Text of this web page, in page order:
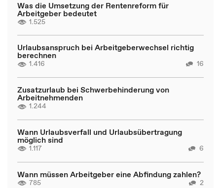
Was die Umsetzung der Rentenreform für
Arbeitgeber bedeutet
1.525
Urlaubsanspruch bei Arbeitgeberwechsel richtig
berechnen
1.416 16
Zusatzurlaub bei Schwerbehinderung von
Arbeitnehmenden
1.244
Wann Urlaubsverfall und Urlaubsübertragung
möglich sind
1.117 6
Wann müssen Arbeitgeber eine Abfindung zahlen?
785 2